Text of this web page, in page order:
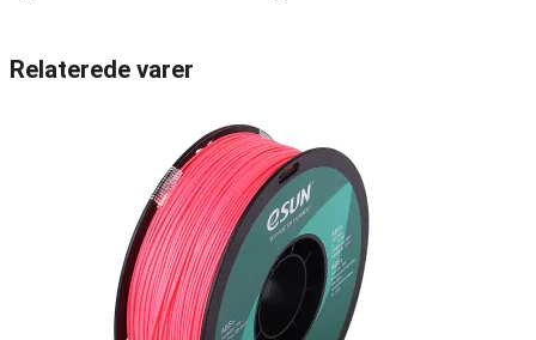
Relaterede varer